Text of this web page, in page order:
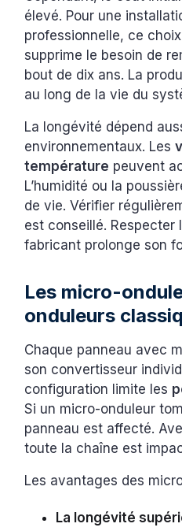
élevé. Pour une
professionnelle, ce choix
supprime le besoin de
bout de dix ans. La
au long de la vie du
La longévité dépend
environnementaux. Les
température peuvent
L’humidité ou la
de vie. Vérifier
est conseillé. Respecter
fabricant prolonge son
Les micro-
onduleurs
Chaque panneau avec
son convertisseur
configuration limite les
Si un micro-onduleur
panneau est affecté.
toute la chaîne est
Les avantages des
La longévité